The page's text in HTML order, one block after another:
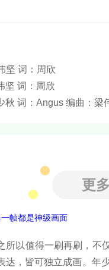
坚 词：周欣
坚 词：周欣
秋 词：Angus 编曲：梁
更
帧都是神级画面
所以值得一刷再刷，
达，皆可独立成画。年